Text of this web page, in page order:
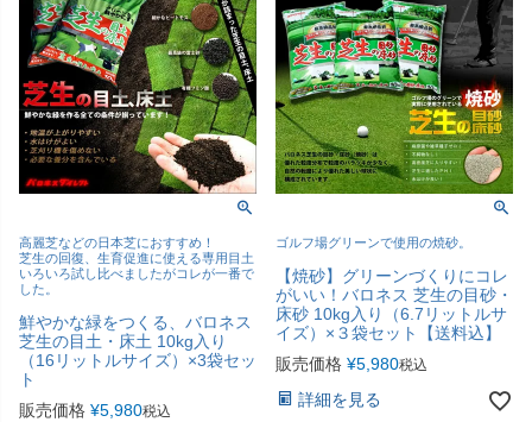
高麗芝などの日本芝におすすめ！
芝生の回復、生育促進に使える専用目土
いろいろ試し比べましたがコレが一番で
した。
鮮やかな緑をつくる、バロネス
芝生の目土・床土 10kg入り
（16リットルサイズ）×3袋セッ
ト
販売価格 ¥5,980税込
ゴルフ場グリーンで使用の焼砂。
【焼砂】グリーンづくりにコレ
がいい！バロネス 芝生の目砂・
床砂 10kg入り（6.7リットルサ
イズ）×３袋セット【送料込】
販売価格 ¥5,980税込
詳細を見る